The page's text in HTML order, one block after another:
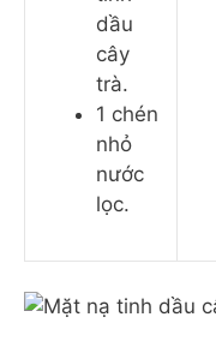
dầu
cây
trà.
1 chén
nhỏ
nước
lọc.